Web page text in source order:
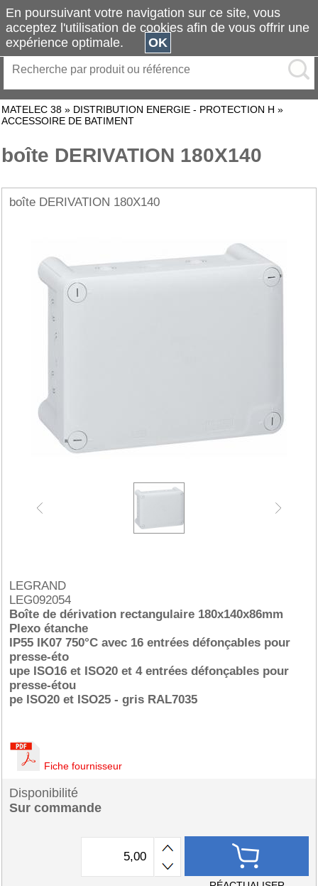
MATELEC 38 » DISTRIBUTION ENERGIE - PROTECTION H »
ACCESSOIRE DE BATIMENT
boîte DERIVATION 180X140
boîte DERIVATION 180X140
LEGRAND
LEG092054
Boîte de dérivation rectangulaire 180x140x86mm
Plexo étanche
IP55 IK07 750°C avec 16 entrées défonçables pour
presse-éto
upe ISO16 et ISO20 et 4 entrées défonçables pour
presse-étou
pe ISO20 et ISO25 - gris RAL7035
Fiche fournisseur
Disponibilité
Sur commande
En poursuivant votre navigation sur ce site, vous
acceptez l'utilisation de cookies afin de vous offrir une
expérience optimale.
OK